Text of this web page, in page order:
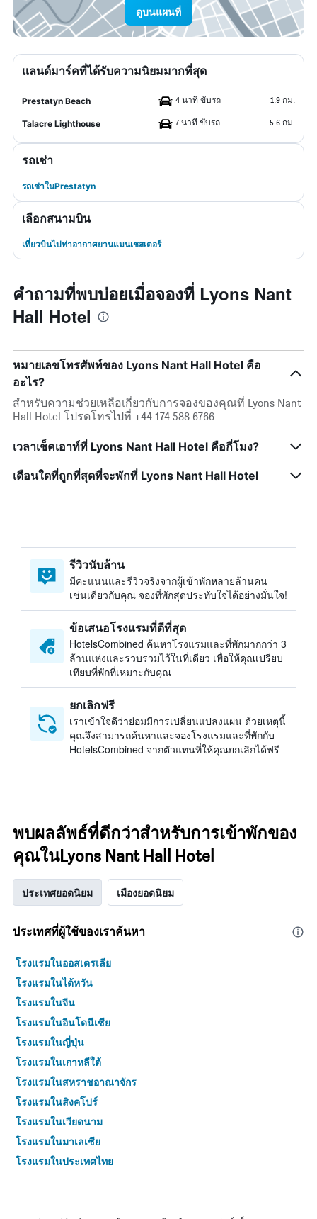
ดูบนแผนที่
แลนด์มาร์คที่ได้รับความนิยมมากที่สุด
Prestatyn Beach 4 นาที ขับรถ 1.9 กม.
Talacre Lighthouse 7 นาที ขับรถ 5.6 กม.
รถเช่า
รถเช่าในPrestatyn
เลือกสนามบิน
เที่ยวบินไปท่าอากาศยานแมนเชสเตอร์
คำถามที่พบบ่อยเมื่อจองที่ Lyons Nant
Hall Hotel
หมายเลขโทรศัพท์ของ Lyons Nant Hall Hotel คือ
อะไร?
สำหรับความช่วยเหลือเกี่ยวกับการจองของคุณที่ Lyons Nant
Hall Hotel โปรดโทรไปที่ +44 174 588 6766
เวลาเช็คเอาท์ที่ Lyons Nant Hall Hotel คือกี่โมง?
เดือนใดที่ถูกที่สุดที่จะพักที่ Lyons Nant Hall Hotel
รีวิวนับล้าน
มีคะแนนและรีวิวจริงจากผู้เข้าพักหลายล้านคน
เช่นเดียวกับคุณ จองที่พักสุดประทับใจได้อย่างมั่นใจ!
ข้อเสนอโรงแรมที่ดีที่สุด
HotelsCombined ค้นหาโรงแรมและที่พักมากกว่า 3
ล้านแห่งและรวบรวมไว้ในที่เดียว เพื่อให้คุณเปรียบ
เทียบที่พักที่เหมาะกับคุณ
ยกเลิกฟรี
เราเข้าใจดีว่าย่อมมีการเปลี่ยนแปลงแผน ด้วยเหตุนี้
คุณจึงสามารถค้นหาและจองโรงแรมและที่พักกับ
HotelsCombined จากตัวแทนที่ให้คุณยกเลิกได้ฟรี
พบผลลัพธ์ที่ดีกว่าสำหรับการเข้าพักของ
คุณในLyons Nant Hall Hotel
ประเทศยอดนิยม เมืองยอดนิยม
ประเทศที่ผู้ใช้ของเราค้นหา
โรงแรมในออสเตรเลีย
โรงแรมในไต้หวัน
โรงแรมในจีน
โรงแรมในอินโดนีเซีย
โรงแรมในญี่ปุ่น
โรงแรมในเกาหลีใต้
โรงแรมในสหราชอาณาจักร
โรงแรมในสิงคโปร์
โรงแรมในเวียดนาม
โรงแรมในมาเลเซีย
โรงแรมในประเทศไทย